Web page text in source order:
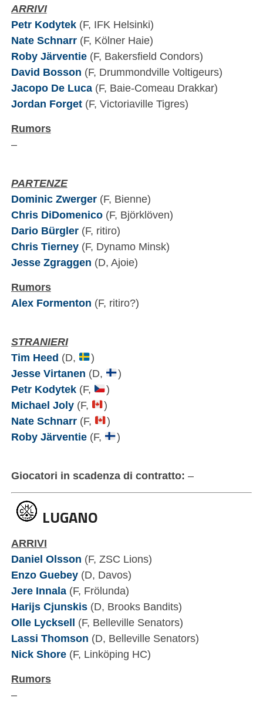
ARRIVI
Petr Kodytek(F, IFK Helsinki)
Nate Schnarr (F, Kölner Haie)
Roby Järventie(F, Bakersfield Condors)
David Bosson (F, Drummondville Voltigeurs)
Jacopo De Luca(F, Baie-Comeau Drakkar)
Jordan Forget(F, Victoriaville Tigres)
Rumors
–
PARTENZE
Dominic Zwerger(F, Bienne)
Chris DiDomenico(F, Björklöven)
Dario Bürgler(F, ritiro)
Chris Tierney(F, Dynamo Minsk)
Jesse Zgraggen (D, Ajoie)
Rumors
Alex Formenton (F, ritiro?)
STRANIERI
Tim Heed (D,
)
Jesse Virtanen (D,
)
Petr Kodytek(F,
)
Michael Joly(F,
)
Nate Schnarr (F,
)
Roby Järventie(F, )
Giocatori in scadenza di contratto: –
LUGANO
ARRIVI
Daniel Olsson (F, ZSC Lions)
Enzo Guebey(D, Davos)
Jere Innala (F, Frölunda)
Harijs Cjunskis(D, Brooks Bandits)
Olle Lycksell (F, Belleville Senators)
Lassi Thomson (D, Belleville Senators)
Nick Shore(F, Linköping HC)
Rumors
–